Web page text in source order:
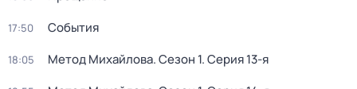
17:50 События
18:05 Метод Михайлова. Сезон 1. Серия 13-я